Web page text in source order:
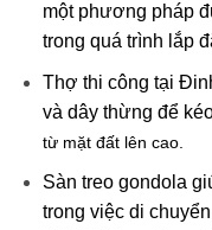
một phương pháp
trong quá trình lắp
Thợ thi công tại
và dây thừng để
từ mặt đất lên cao.
Sàn treo gondola
trong việc di